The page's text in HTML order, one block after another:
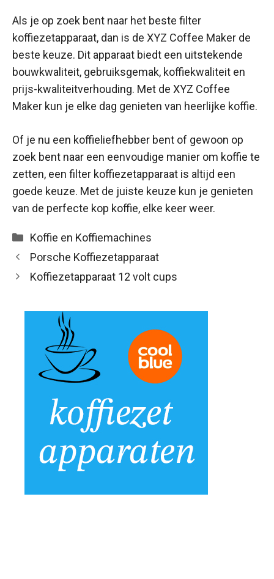
Als je op zoek bent naar het beste filter
koffiezetapparaat, dan is de XYZ Coffee Maker de
beste keuze. Dit apparaat biedt een uitstekende
bouwkwaliteit, gebruiksgemak, koffiekwaliteit en
prijs-kwaliteitverhouding. Met de XYZ Coffee
Maker kun je elke dag genieten van heerlijke koffie.
Of je nu een koffieliefhebber bent of gewoon op
zoek bent naar een eenvoudige manier om koffie te
zetten, een filter koffiezetapparaat is altijd een
goede keuze. Met de juiste keuze kun je genieten
van de perfecte kop koffie, elke keer weer.
Categorieën
Koffie en Koffiemachines
Porsche Koffiezetapparaat
Koffiezetapparaat 12 volt cups